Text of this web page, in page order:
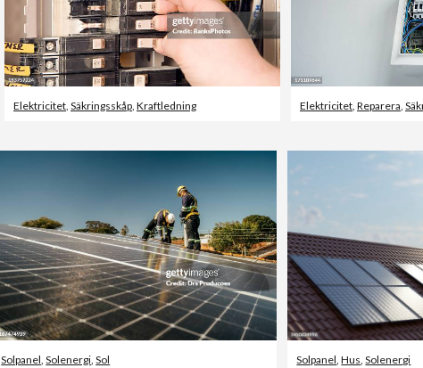
Elektricitet, Säkringsskåp, Kraftledning Elektricitet, Reparera,
Solpanel,Solenergi,Sol Solpanel,Hus,Solenergi